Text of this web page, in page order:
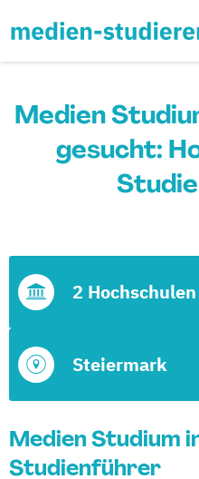
Medien
gesucht:
Steiermark
2 Hochschulen
Medien Studium
Studienführer